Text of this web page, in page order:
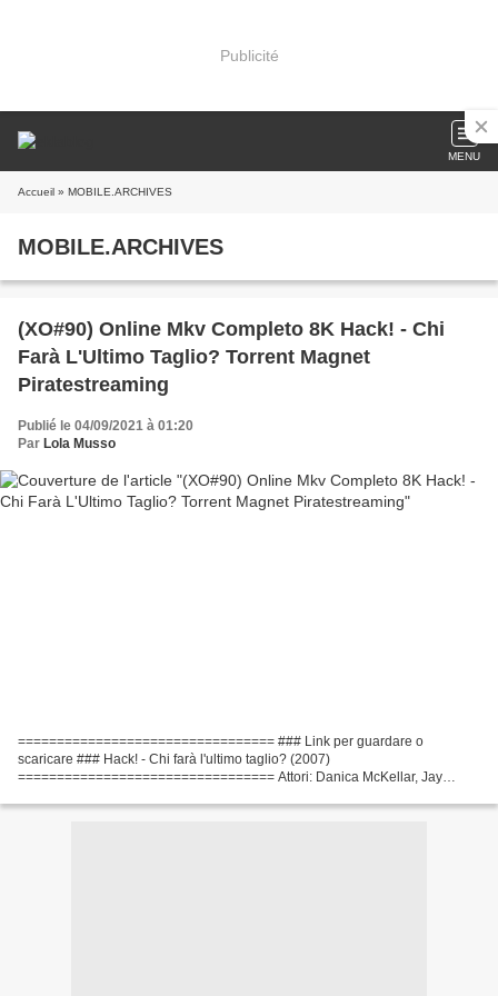
Publicité
MENU
Accueil » MOBILE.ARCHIVES
MOBILE.ARCHIVES
(XO#90) Online Mkv Completo 8K Hack! - Chi
Farà L'Ultimo Taglio? Torrent Magnet
Piratestreaming
Publié le 04/09/2021 à 01:20
Par Lola Musso
================================= ### Link per guardare o
scaricare ### Hack! - Chi farà l'ultimo taglio? (2007)
================================= Attori: Danica McKellar, Jay